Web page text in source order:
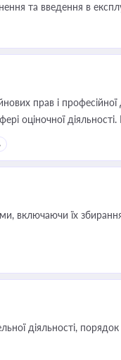
та введення в
прав і професійної
оціночної
або бухгалтера під
статусу суб'єктів
включаючи їх
діяльності,